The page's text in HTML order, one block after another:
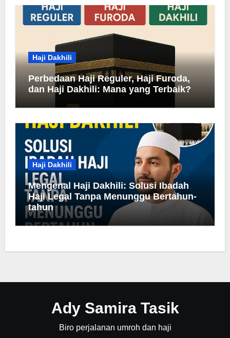
Haji Dakhili
Perbedaan Haji Reguler, Haji Furoda,
dan Haji Dakhili: Mana yang Terbaik?
Haji Dakhili
Mengenal Haji Dakhili: Solusi Ibadah
Haji Legal Tanpa Menunggu Bertahun-
tahun
Ady Samira Tasik
Biro perjalanan umroh dan haji